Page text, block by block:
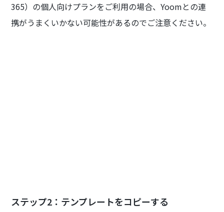
365）の個人向けプランをご利用の場合、Yoomとの連
携がうまくいかない可能性があるのでご注意ください。
ステップ2：テンプレートをコピーする